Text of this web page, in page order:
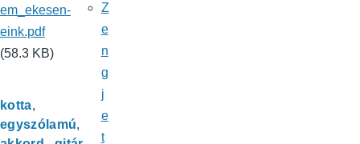
em_ekesen-
eink.pdf
(58.3 KB)
kotta
egyszólamú
Z
e
n
g
j
e
t